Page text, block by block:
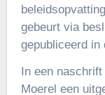
gebeurt via
gepubliceerd in
In een
Moerel een